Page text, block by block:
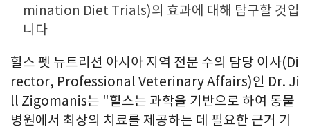
mination Diet Trials)의 효과에 대해 탐구할 것입
니다
힐스 펫 뉴트리션 아시아 지역 전문 수의 담당 이사(Di
rector, Professional Veterinary Affairs)인 Dr. Ji
ll Zigomanis는 "힐스는 과학을 기반으로 하여 동물
병원에서 최상의 치료를 제공하는 데 필요한 근거 기